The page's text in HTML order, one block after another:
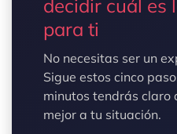
decidir cuál es
para ti
No necesitas ser un
Sigue estos cinco
minutos tendrás claro
mejor a tu situación.